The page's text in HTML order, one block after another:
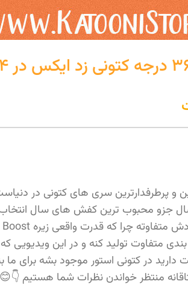
سری های کتونی در دنیاست و آدیداس تولید این سری رو از
در کتونی استور موجود بشه برای ما
منتظر خواندن نظرات شما هستیم 👇😊